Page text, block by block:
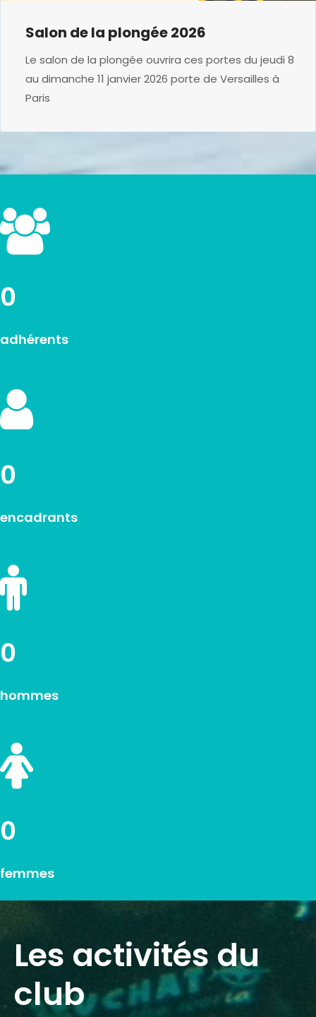
Salon de la plongée 2026
Le salon de la plongée ouvrira ces portes du jeudi 8
au dimanche 11 janvier 2026 porte de Versailles à
Paris
0
adhérents
0
encadrants
0
hommes
0
femmes
Les activités du
club